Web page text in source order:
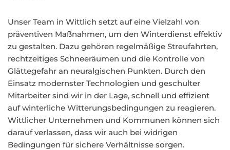
Unser Team in Wittlich setzt auf eine Vielzahl von
präventiven Maßnahmen, um den Winterdienst effektiv
zu gestalten. Dazu gehören regelmäßige Streufahrten,
rechtzeitiges Schneeräumen und die Kontrolle von
Glättegefahr an neuralgischen Punkten. Durch den
Einsatz modernster Technologien und geschulter
Mitarbeiter sind wir in der Lage, schnell und effizient
auf winterliche Witterungsbedingungen zu reagieren.
Wittlicher Unternehmen und Kommunen können sich
darauf verlassen, dass wir auch bei widrigen
Bedingungen für sichere Verhältnisse sorgen.